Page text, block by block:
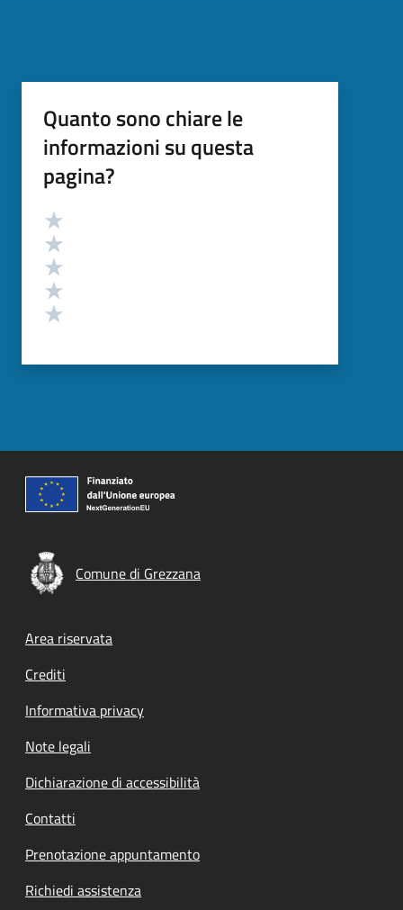
Quanto sono chiare le
informazioni su questa
pagina?
Valutazione
Comune di Grezzana
Footer menu
Area riservata
Crediti
Informativa privacy
Note legali
Dichiarazione di accessibilità
Contatti
Prenotazione appuntamento
Richiedi assistenza